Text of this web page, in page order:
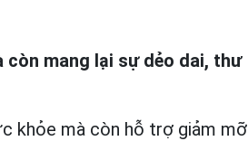
mang lại sự dẻo dai, thư
khỏe mà còn hỗ trợ giảm mỡ